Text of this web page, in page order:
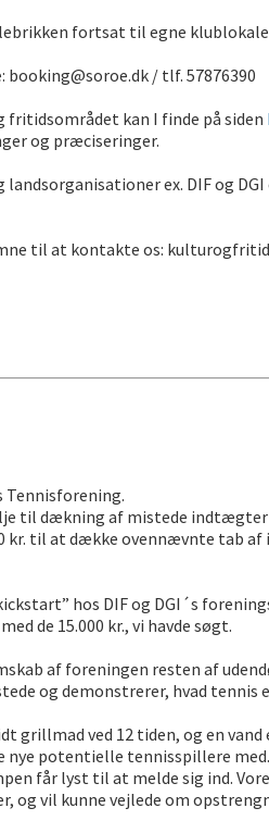
fortsat til egne
/ tlf. 57876390
fritidsområdet kan I finde på siden
og præciseringer.
ex. DIF og
til at kontakte os:
Tennisforening.
til dækning af mistede
til at dække ovennævnte tab
hos DIF og DGI´s
de 15.000 kr., vi havde søgt.
af foreningen resten af
og demonstrerer, hvad tennis
grillmad ved 12 tiden, og en
potentielle tennisspillere
får lyst til at melde sig ind.
vil kunne vejlede om